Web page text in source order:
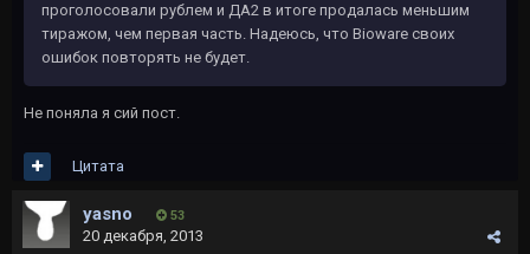
проголосовали рублем и ДА2 в итоге продалась меньшим
тиражом, чем первая часть. Надеюсь, что Bioware своих
ошибок повторять не будет.
Не поняла я сий пост.
Цитата
yаsno 53
20 декабря, 2013